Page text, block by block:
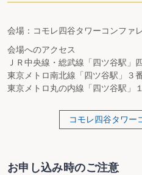
会場：コモレ四谷タワーコンファ
会場へのアクセス
ＪＲ中央線・総武線「四ツ谷駅」
東京メトロ南北線「四ツ谷駅」３
東京メトロ丸の内線「四ツ谷駅」
コモレ四谷タワー
お申し込み時のご注意